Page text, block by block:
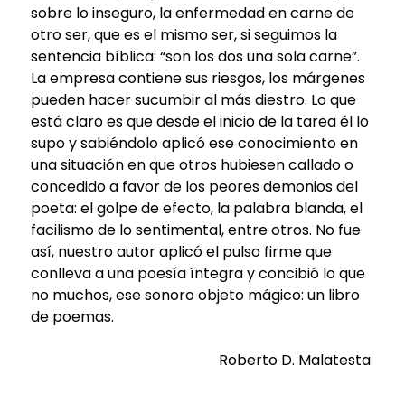
sobre lo inseguro, la enfermedad en carne de
otro ser, que es el mismo ser, si seguimos la
sentencia bíblica: “son los dos una sola carne”.
La empresa contiene sus riesgos, los márgenes
pueden hacer sucumbir al más diestro. Lo que
está claro es que desde el inicio de la tarea él lo
supo y sabiéndolo aplicó ese conocimiento en
una situación en que otros hubiesen callado o
concedido a favor de los peores demonios del
poeta: el golpe de efecto, la palabra blanda, el
facilismo de lo sentimental, entre otros. No fue
así, nuestro autor aplicó el pulso firme que
conlleva a una poesía íntegra y concibió lo que
no muchos, ese sonoro objeto mágico: un libro
de poemas.
Roberto D. Malatesta